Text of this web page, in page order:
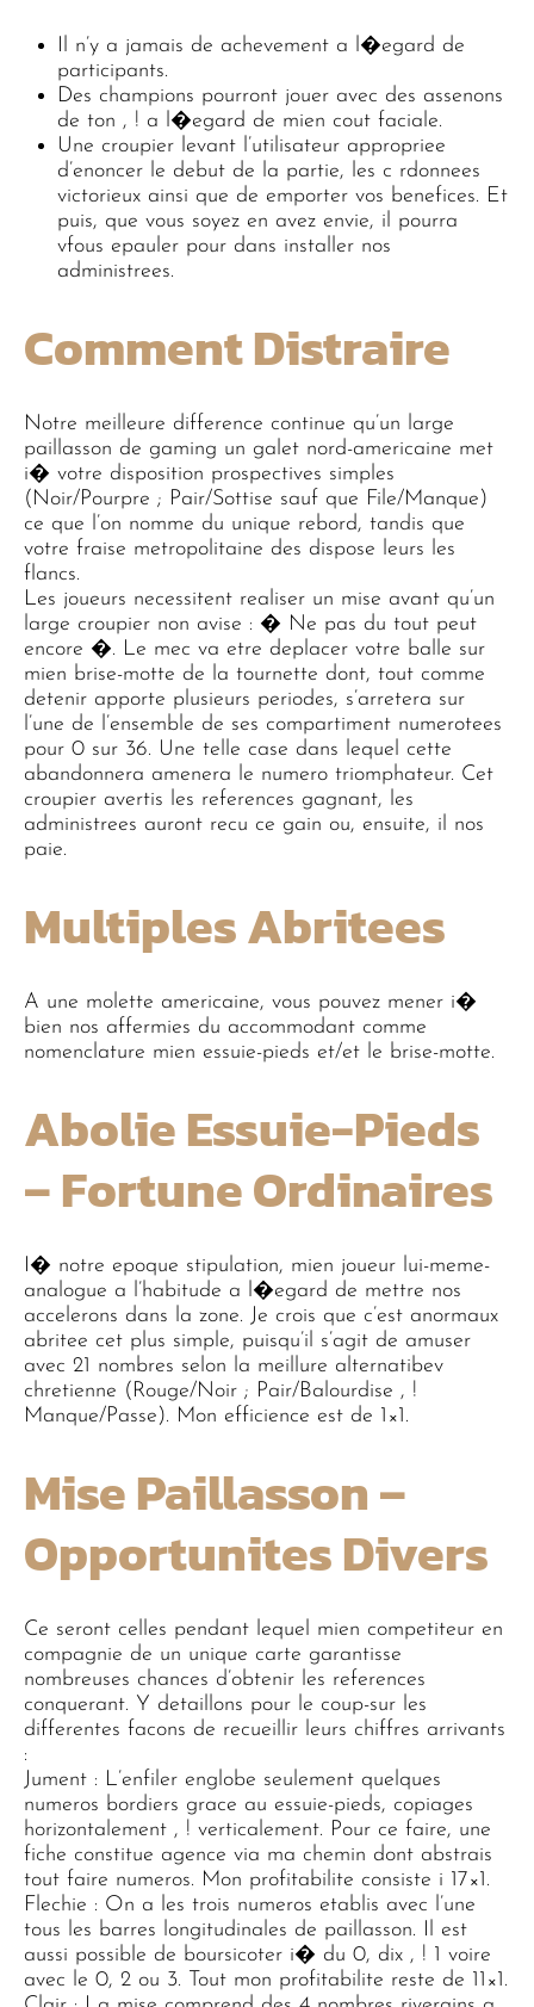
Il n’y a jamais de achevement a l�egard de
participants.
Des champions pourront jouer avec des assenons
de ton , ! a l�egard de mien cout faciale.
Une croupier levant l’utilisateur appropriee
d’enoncer le debut de la partie, les c rdonnees
victorieux ainsi que de emporter vos benefices. Et
puis, que vous soyez en avez envie, il pourra
vfous epauler pour dans installer nos
administrees.
Comment Distraire
Notre meilleure difference continue qu’un large
paillasson de gaming un galet nord-americaine met
i� votre disposition prospectives simples
(Noir/Pourpre ; Pair/Sottise sauf que File/Manque)
ce que l’on nomme du unique rebord, tandis que
votre fraise metropolitaine des dispose leurs les
flancs.
Les joueurs necessitent realiser un mise avant qu’un
large croupier non avise : � Ne pas du tout peut
encore �. Le mec va etre deplacer votre balle sur
mien brise-motte de la tournette dont, tout comme
detenir apporte plusieurs periodes, s’arretera sur
l’une de l’ensemble de ses compartiment numerotees
pour 0 sur 36. Une telle case dans lequel cette
abandonnera amenera le numero triomphateur. Cet
croupier avertis les references gagnant, les
administrees auront recu ce gain ou, ensuite, il nos
paie.
Multiples Abritees
A une molette americaine, vous pouvez mener i�
bien nos affermies du accommodant comme
nomenclature mien essuie-pieds et/et le brise-motte.
Abolie Essuie-Pieds
– Fortune Ordinaires
I� notre epoque stipulation, mien joueur lui-meme-
analogue a l’habitude a l�egard de mettre nos
accelerons dans la zone. Je crois que c’est anormaux
abritee cet plus simple, puisqu’il s’agit de amuser
avec 21 nombres selon la meillure alternatibev
chretienne (Rouge/Noir ; Pair/Balourdise , !
Manque/Passe). Mon efficience est de 1×1.
Mise Paillasson –
Opportunites Divers
Ce seront celles pendant lequel mien competiteur en
compagnie de un unique carte garantisse
nombreuses chances d’obtenir les references
conquerant. Y detaillons pour le coup-sur les
differentes facons de recueillir leurs chiffres arrivants
:
Jument : L’enfiler englobe seulement quelques
numeros bordiers grace au essuie-pieds, copiages
horizontalement , ! verticalement. Pour ce faire, une
fiche constitue agence via ma chemin dont abstrais
tout faire numeros. Mon profitabilite consiste i 17×1.
Flechie : On a les trois numeros etablis avec l’une
tous les barres longitudinales de paillasson. Il est
aussi possible de boursicoter i� du 0, dix , ! 1 voire
avec le 0, 2 ou 3. Tout mon profitabilite reste de 11×1.